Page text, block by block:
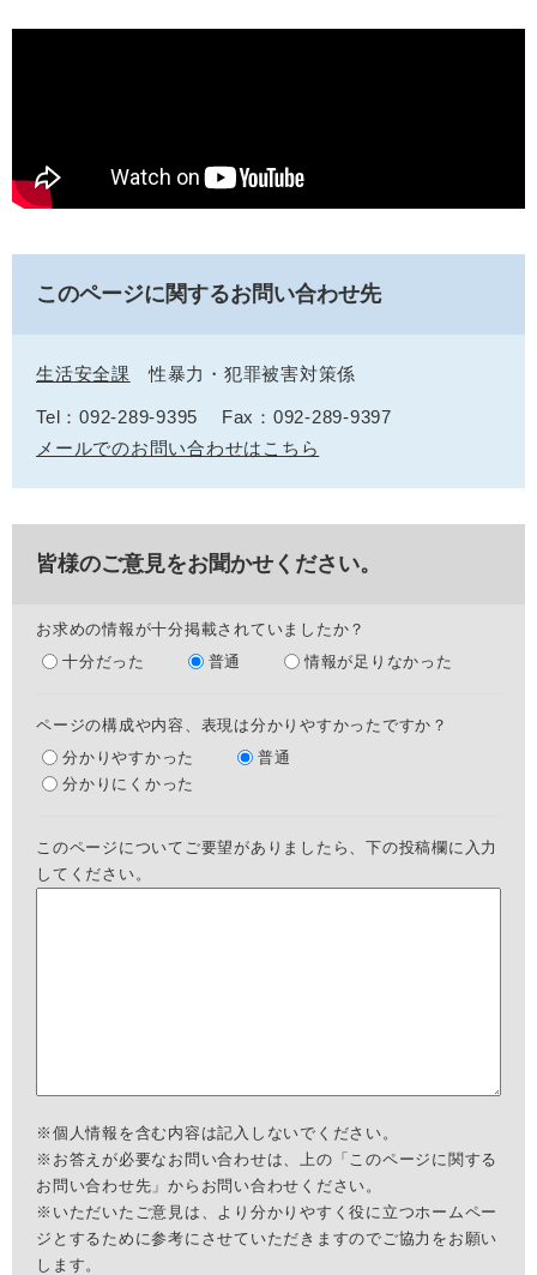
このページに関するお問い合わせ先
生活安全課 性暴力・犯罪被害対策係
Tel：092-289-9395
Fax：092-289-9397
メールでのお問い合わせはこちら
皆様のご意見をお聞かせください。
お求めの情報が十分掲載されていましたか？
十分だった
普通 情報が足りなかった
ページの構成や内容、表現は分かりやすかったですか？
分かりやすかった
普通
分かりにくかった
このページについてご要望がありましたら、下の投稿欄に入力
してください。
※個人情報を含む内容は記入しないでください。
※お答えが必要なお問い合わせは、上の「このページに関する
お問い合わせ先」からお問い合わせください。
※いただいたご意見は、より分かりやすく役に立つホームペー
ジとするために参考にさせていただきますのでご協力をお願い
します。